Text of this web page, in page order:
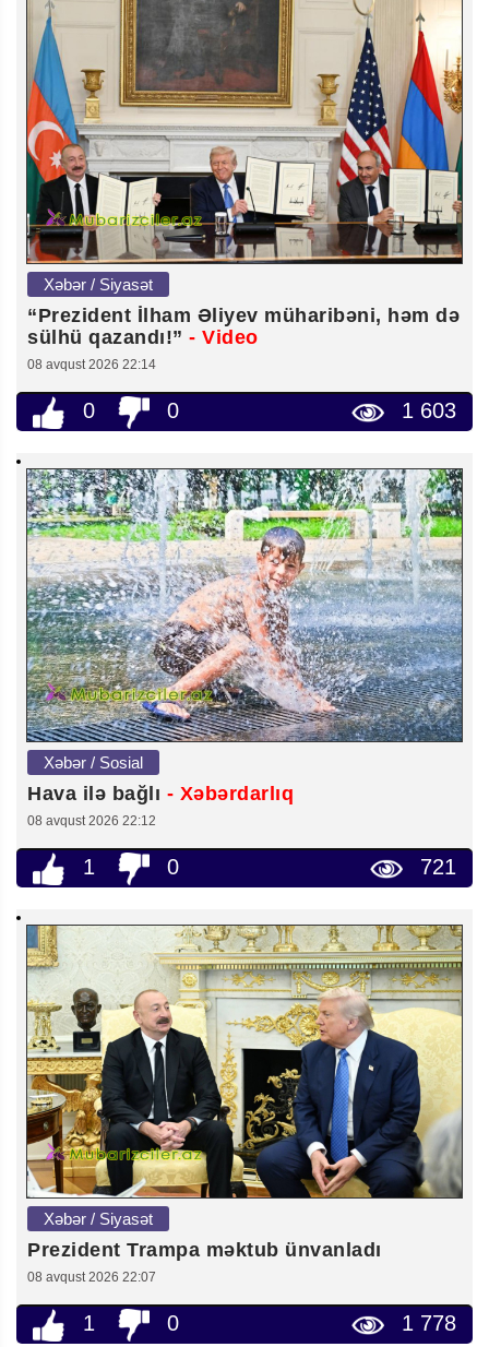
Xəbər / Siyasət
“Prezident İlham Əliyev müharibəni, həm də
sülhü qazandı!” - Video
08 avqust 2026 22:14
0 0 1 603
Xəbər / Sosial
Hava ilə bağlı - Xəbərdarlıq
08 avqust 2026 22:12
1 0 721
Xəbər / Siyasət
Prezident Trampa məktub ünvanladı
08 avqust 2026 22:07
1 0 1 778